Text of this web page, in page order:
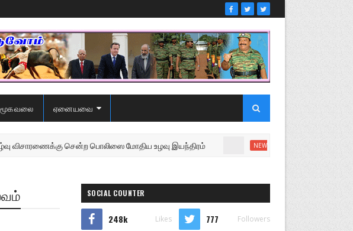
ஏனையவை
சென்ற பொலிஸை மோதிய உழவு இயந்திரம் உறுப்பினரை வெளியேற்றி
SOCIAL COUNTER
248k Likes 777 Followers